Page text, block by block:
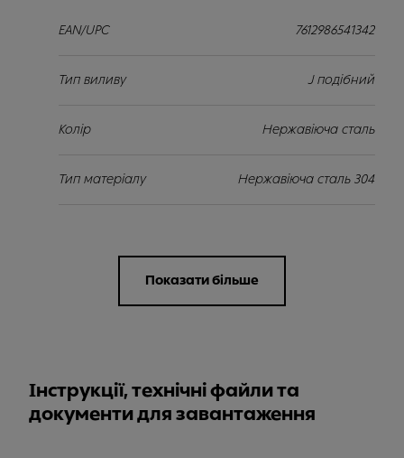
EAN/UPC 7612986541342
Тип виливу J подібний
Колір Нержавіюча сталь
Тип матеріалу Нержавіюча сталь 304
Показати більше
Інструкції, технічні файли та
документи для завантаження